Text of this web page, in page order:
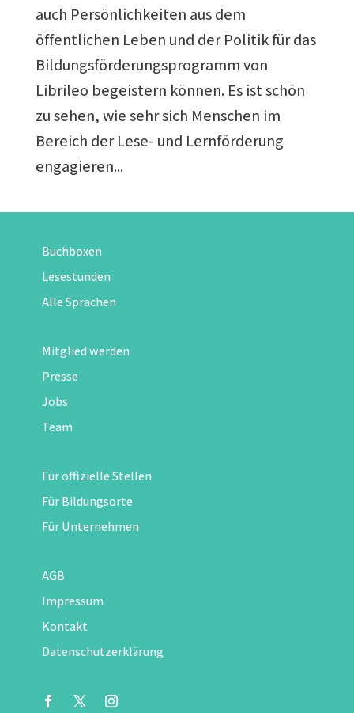
auch Persönlichkeiten aus dem
öffentlichen Leben und der Politik für das
Bildungsförderungsprogramm von
Librileo begeistern können. Es ist schön
zu sehen, wie sehr sich Menschen im
Bereich der Lese- und Lernförderung
engagieren...
Buchboxen
Lesestunden
Alle Sprachen
Mitglied werden
Presse
Jobs
Team
Für offizielle Stellen
Für Bildungsorte
Für Unternehmen
AGB
Impressum
Kontakt
Datenschutzerklärung